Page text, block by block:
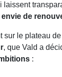
laissent
envie de
sur le plateau de
, que Vald a
: